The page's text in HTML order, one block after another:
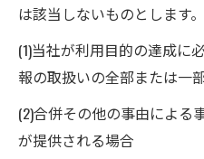
は該当しないものとします。
(1)当社が利用目的の達成に
報の取扱いの全部または一
(2)合併その他の事由による
が提供される場合